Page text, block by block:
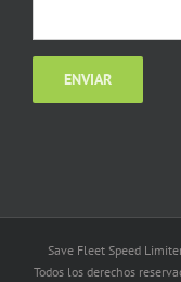
Save Fleet Speed
Todos los derechos